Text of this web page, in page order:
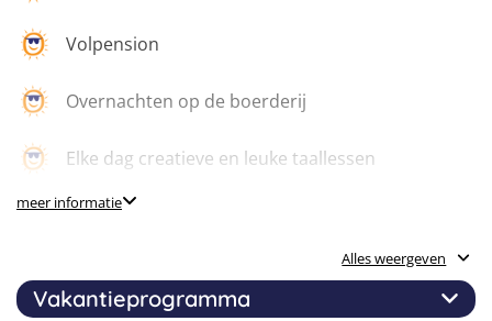
Volpension
Overnachten op de boerderij
Elke dag creatieve en leuke taallessen
Gediplomeerde lesgevers
meer informatie
Alles weergeven
Vakantieprogramma